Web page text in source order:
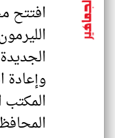
افتتح
وإعادة